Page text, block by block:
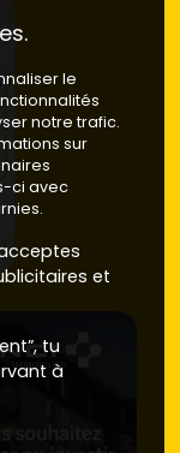
le
notre trafic.
sur
ci avec
et
tu
à